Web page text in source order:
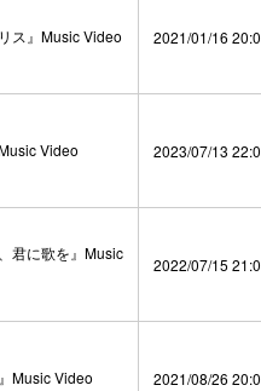
ス』Music Video 2021/01/16
Video 2023/07/13
君に歌を』Music
2022/07/15
Music Video 2021/08/26